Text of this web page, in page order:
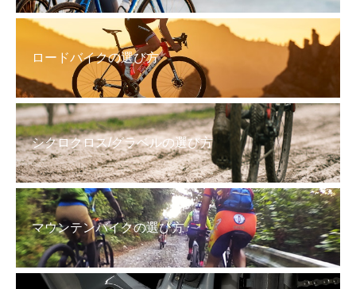
ロードバイクの選び方
シクロクロス/グラベルの選び方
マウンテンバイクの選び方